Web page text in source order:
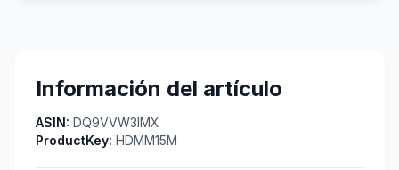
Información del artículo
ASIN: DQ9VVW3IMX
ProductKey: HDMM15M